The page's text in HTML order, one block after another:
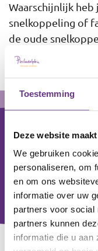
Toestemming
Deze website
We gebruiken
personaliseren, om
en om ons
informatie over uw
partners voor social
partners kunnen
informatie die u aan
Waarschijnlijk heb
snelkoppeling of
de oude
Footer